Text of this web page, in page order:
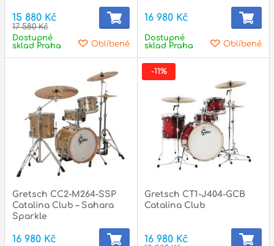
15 880 Kč
17 580 Kč
Oblíbené
Dostupné
sklad Praha
16 980 Kč
Oblíbené
Dostupné
sklad Praha
Gretsch CC2-M264-SSP
Catalina Club – Sahara
Sparkle
16 980 Kč
Gretsch CT1-J404-GCB
Catalina Club
16 980 Kč
-11%